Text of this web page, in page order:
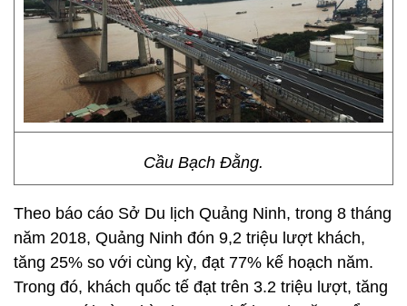
Cầu Bạch Đằng.
Theo báo cáo Sở Du lịch Quảng Ninh, trong 8 tháng
năm 2018, Quảng Ninh đón 9,2 triệu lượt khách,
tăng 25% so với cùng kỳ, đạt 77% kế hoạch năm.
Trong đó, khách quốc tế đạt trên 3.2 triệu lượt, tăng